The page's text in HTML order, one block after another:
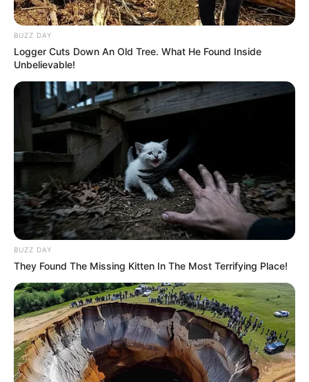
PRIX DE LA VILLE DE CAGNES-SUR-MER (PRIX
DU VAR)
1er: 7 OLYMPIC MESSAGE
2ème: 2 BACK TO BLACK
3ème: 3 L’ACAJOU
4ème: 10 GIMANZOR
5ème: 5 SAINT ETIENNE
6ème: 1 LE SAGE
7ème: 11 GRECIAN BONANZA
Les regrets ou en cas de non-partant: 14 COW BOY et/ou 8
GOGUEN SPAISE
Une quarantaine de pronostics de la meilleure presse du
PMU à consulter un peu plus bas sur cette même page.
Synthèse incontournable du Quinté du jour
en 5 chevaux proposée par Logic-Prono
BUZZ DAY
Logger Cuts Down An Old Tree. What He Found Inside
Unbelievable!
BUZZ DAY
They Found The Missing Kitten In The Most Terrifying Place!